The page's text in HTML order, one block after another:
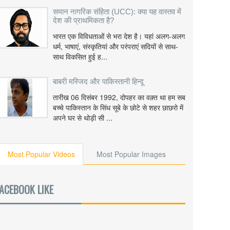
समान नागरिक संहिता (UCC): क्या यह वास्तव में
देश की प्राथमिकता है?
भारत एक विविधताओं से भरा देश है। यहां अलग-अलग
धर्म, भाषाएं, संस्कृतियां और परंपराएं सदियों से साथ-
साथ विकसित हुई ह...
बाबरी मस्जिद और पाकिस्तानी हिन्दू
तारीख 06 दिसंबर 1992, दोपहर का वक़्त था हम सब
बच्चे पाकिस्तान के सिंध सूबे के छोटे से शहर छाछरो में
अपने घर से थोड़ी सी ...
Most Popular Videos Most Popular Images
LIKE